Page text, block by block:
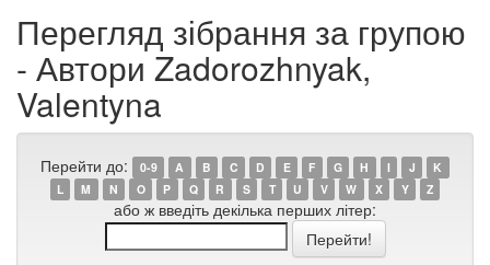
Перегляд зібрання за групою
- Автори Zadorozhnyak,
Valentyna
Перейти до: 0-9 A B C D E F G H I J
K
L
M N O P Q R S T U V W X Y Z
або ж введіть декілька перших літер: